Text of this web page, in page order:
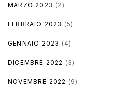
MARZO 2023 (2)
FEBBRAIO 2023 (5)
GENNAIO 2023 (4)
DICEMBRE 2022 (3)
NOVEMBRE 2022 (9)